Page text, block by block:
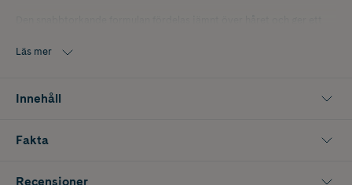
som gör stylingen behaglig och enkel att arbeta med. Passar perfekt
dagens slut.
Läs mer
Innehåll
Fakta
Recensioner